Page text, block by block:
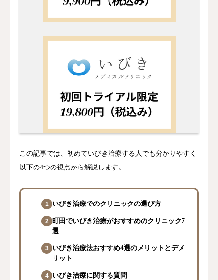
この記事では、初めていびき治療する人でも分かりやすく
以下の4つの視点から解説します。
いびき治療でのクリニックの選び方
町田でいびき治療がおすすめのクリニック7
選
いびき治療法おすすめ4選のメリットとデメ
リット
いびき治療に関する質問